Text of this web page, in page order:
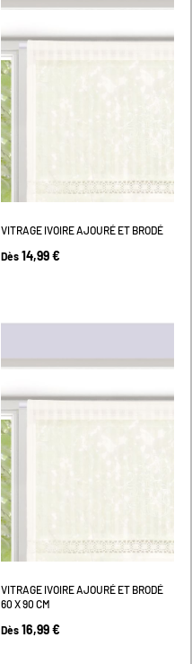
VITRAGE IVOIRE AJOURÉ ET BRODÉ
Dès 14,99 €
VITRAGE IVOIRE AJOURÉ ET BRODÉ
60 X 90 CM
Dès 16,99 €